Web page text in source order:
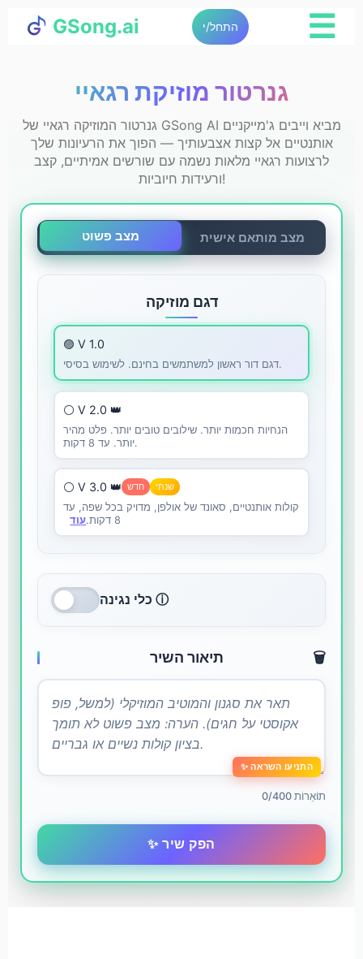
GSong.ai התחל/י ☰
גנרטור מוזיקת רגאיי
גנרטור המוזיקה רגאיי של GSong AI מביא וייבים ג'מייקניים
אותנטיים אל קצות אצבעותיך — הפוך את הרעיונות שלך
לרצועות רגאיי מלאות נשמה עם שורשים אמיתיים, קצב
ורעידות חיוביות!
מצב פשוט מצב מותאם אישית
דגם מוזיקה
🟣 V 1.0
דגם דור ראשון למשתמשים בחינם. לשימוש בסיסי.
⚪ V 2.0 👑
הנחיות חכמות יותר. שילובים טובים יותר. פלט מהיר
יותר. עד 8 דקות.
⚪ V 3.0 👑 חדש שנתי
קולות אותנטיים, סאונד של אולפן, מדויק בכל שפה, עד
8 דקות.
עוד
כלי נגינה ⓘ
תיאור השיר 🗑️
✨ התניעו השראה
0/400 תוֹאֵרוֹת
✨ הפק שיר